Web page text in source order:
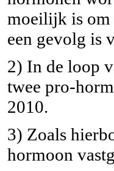
moeilijk is om
een gevolg is
2) In de loop
twee pro-
2010.
3) Zoals
hormoon